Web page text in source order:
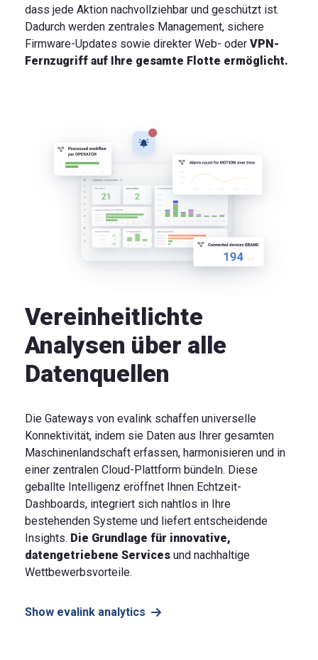
dass jede Aktion nachvollziehbar und geschützt ist.
Dadurch werden zentrales Management, sichere
Firmware-Updates sowie direkter Web- oder VPN-
Fernzugriff auf Ihre gesamte Flotte ermöglicht.
Vereinheitlichte
Analysen über alle
Datenquellen
Die Gateways von evalink schaffen universelle
Konnektivität, indem sie Daten aus Ihrer gesamten
Maschinenlandschaft erfassen, harmonisieren und in
einer zentralen Cloud-Plattform bündeln. Diese
geballte Intelligenz eröffnet Ihnen Echtzeit-
Dashboards, integriert sich nahtlos in Ihre
bestehenden Systeme und liefert entscheidende
Insights. Die Grundlage für innovative,
datengetriebene Services und nachhaltige
Wettbewerbsvorteile.
Show evalink analytics